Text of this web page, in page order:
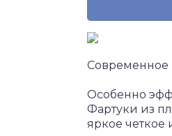
Современное
Особенно
Фартуки из
яркое